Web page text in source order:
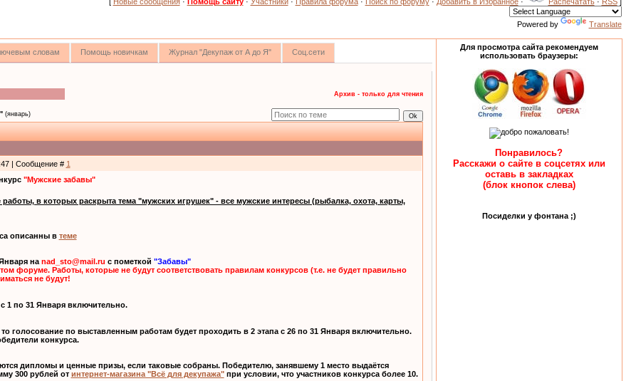
Powered by Translate
словам Помощь новичкам Журнал "Декупаж от А до Я" Соц.сети
Архив - только для чтения
(январь)
| Сообщение # 1
"Мужские забавы"
в которых раскрыта тема "мужских игрушек" - все мужские интересы (рыбалка, охота, карты,
описанны в теме
на nad_sto@mail.ru с пометкой "Забавы"
форуме. Работы, которые не будут соответствовать правилам конкурсов (т.е. не будет правильно
не будут!
1 по 31 Января включительно.
голосование по выставленным работам будет проходить в 2 этапа с 26 по 31 Января включительно.
конкурса.
дипломы и ценные призы, если таковые собраны. Победителю, занявшему 1 место выдаётся
300 рублей от интернет-магазина "Всё для декупажа"при условии, что участников конкурса более 10.
Для просмотра сайта рекомендуем
использовать браузеры:
Понравилось?
Расскажи о сайте в соцсетях или
оставь в закладках
(блок кнопок слева)
Посиделки у фонтана ;)